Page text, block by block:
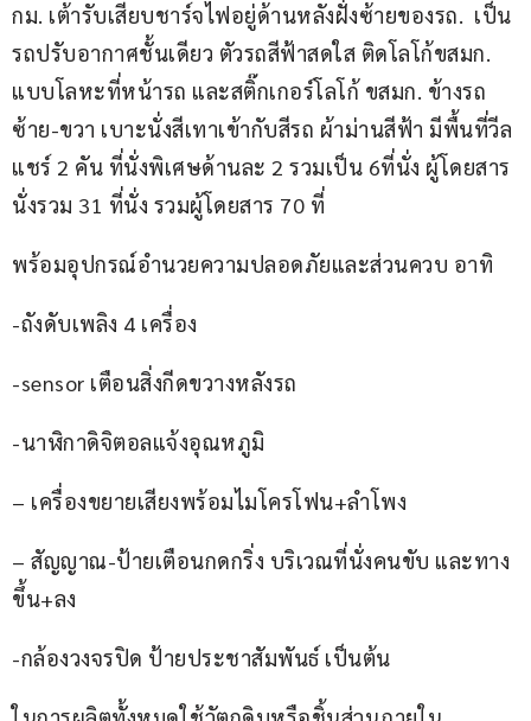
กม. เต้ารับเสียบชาร์จไฟอยู่ด้านหลังฝั่งซ้ายของรถ.  เป็น
รถปรับอากาศชั้นเดียว ตัวรถสีฟ้าสดใส ติดโลโก้ขสมก.
แบบโลหะที่หน้ารถ และสติ๊กเกอร์โลโก้ ขสมก. ข้างรถ
ซ้าย-ขวา เบาะนั่งสีเทาเข้ากับสีรถ ผ้าม่านสีฟ้า มีพื้นที่วีล
แชร์ 2 คัน ที่นั่งพิเศษด้านละ 2 รวมเป็น 6ที่นั่ง ผู้โดยสาร
นั่งรวม 31 ที่นั่ง รวมผู้โดยสาร 70 ที่
พร้อมอุปกรณ์อำนวยความปลอดภัยและส่วนควบ อาทิ
-ถังดับเพลิง 4 เครื่อง
-sensor เตือนสิ่งกีดขวางหลังรถ
-นาฬิกาดิจิตอลแจ้งอุณหภูมิ
– เครื่องขยายเสียงพร้อมไมโครโฟน+ลำโพง
– สัญญาณ-ป้ายเตือนกดกริ่ง บริเวณที่นั่งคนขับ และทาง
ขึ้น+ลง
-กล้องวงจรปิด ป้ายประชาสัมพันธ์ เป็นต้น